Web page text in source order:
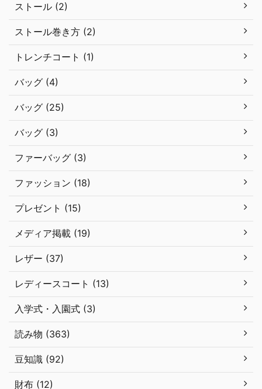
ストール (2)
ストール巻き方 (2)
トレンチコート (1)
バッグ (4)
バッグ (25)
バッグ (3)
ファーバッグ (3)
ファッション (18)
プレゼント (15)
メディア掲載 (19)
レザー (37)
レディースコート (13)
入学式・入園式 (3)
読み物 (363)
豆知識 (92)
財布 (12)